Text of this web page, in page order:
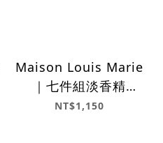
Maison Louis Marie
｜七件組淡香精
（Discovery Set）
NT$1,150